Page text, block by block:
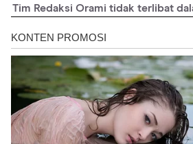
dentistry/trachea
Tim Redaksi Orami tidak terlibat